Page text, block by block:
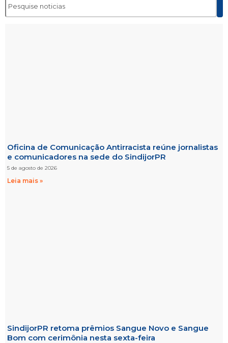
Oficina de Comunicação Antirracista reúne jornalistas
e comunicadores na sede do SindijorPR
5 de agosto de 2026
Leia mais »
SindijorPR retoma prêmios Sangue Novo e Sangue
Bom com cerimônia nesta sexta-feira